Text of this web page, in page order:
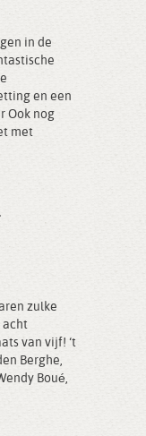
in de
en een
Ook nog
met
zulke
acht
van vijf! ‘t
Berghe,
Boué,